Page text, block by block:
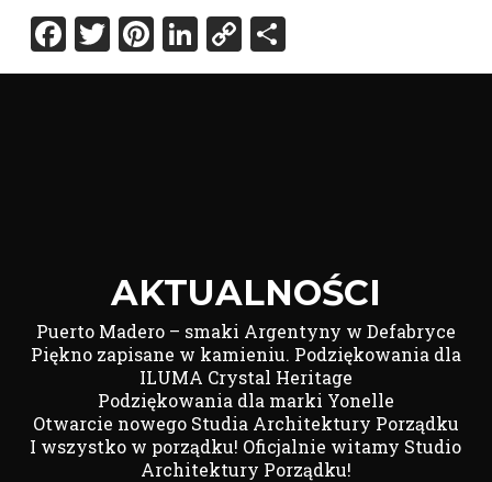
Facebook
Twitter
Pinterest
LinkedIn
Copy
Link
Share
AKTUALNOŚCI
Puerto Madero – smaki Argentyny w Defabryce
Piękno zapisane w kamieniu. Podziękowania dla
ILUMA Crystal Heritage
Podziękowania dla marki Yonelle
Otwarcie nowego Studia Architektury Porządku
I wszystko w porządku! Oficjalnie witamy Studio
Architektury Porządku!